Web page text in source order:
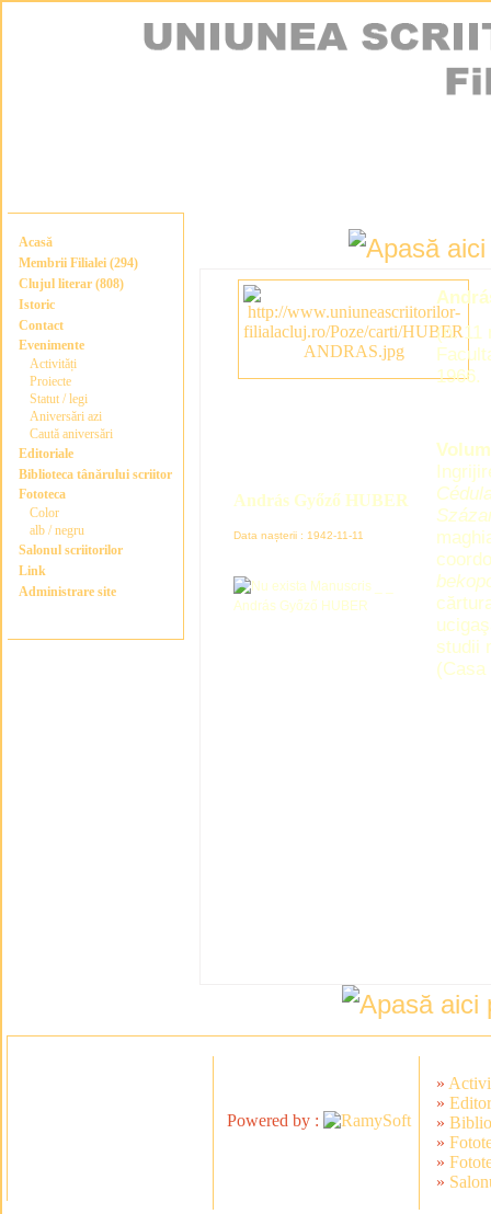
Acasă
Membrii Filialei (294)
Clujul literar (808)
Istoric
Contact
Evenimente
Activități
Proiecte
Statut / legi
Aniversări azi
Caută aniversări
Editoriale
Biblioteca tânărului scriitor
Fototeca
Color
alb / negru
Salonul scriitorilor
Link
Administrare site
András Győző HUBER
Data nașterii : 1942-11-11
(n. 11
1966.
studii
(Casa
Powered by :
»
»
»
»
»
»